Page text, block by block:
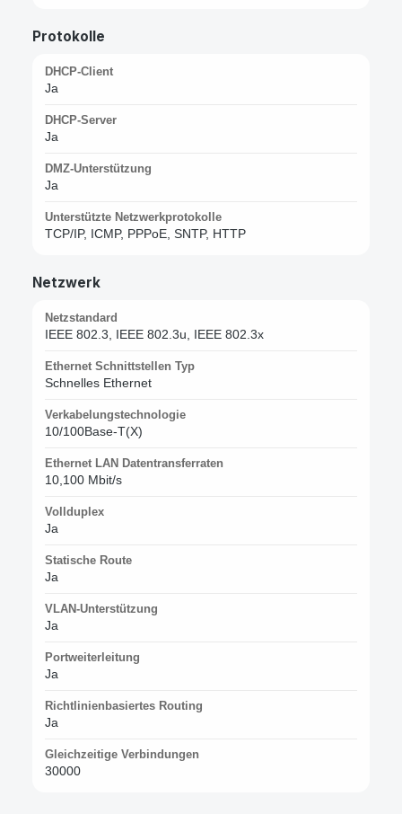
Protokolle
DHCP-Client
Ja
DHCP-Server
Ja
DMZ-Unterstützung
Ja
Unterstützte Netzwerkprotokolle
TCP/IP, ICMP, PPPoE, SNTP, HTTP
Netzwerk
Netzstandard
IEEE 802.3, IEEE 802.3u, IEEE 802.3x
Ethernet Schnittstellen Typ
Schnelles Ethernet
Verkabelungstechnologie
10/100Base-T(X)
Ethernet LAN Datentransferraten
10,100 Mbit/s
Vollduplex
Ja
Statische Route
Ja
VLAN-Unterstützung
Ja
Portweiterleitung
Ja
Richtlinienbasiertes Routing
Ja
Gleichzeitige Verbindungen
30000